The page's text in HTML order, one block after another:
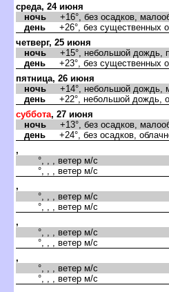
среда, 24 июня
ночь +16°, без осадков,
день +26°, без существенных
четверг, 25 июня
ночь +15°, небольшой дождь,
день +23°, без существенных
пятница, 26 июня
ночь +14°, небольшой дождь,
день +22°, небольшой дождь,
суббота, 27 июня
ночь +13°, без осадков,
день +24°, без осадков,
,
°, , , ветер м/с
°, , , ветер м/с
,
°, , , ветер м/с
°, , , ветер м/с
,
°, , , ветер м/с
°, , , ветер м/с
,
°, , , ветер м/с
°, , , ветер м/с